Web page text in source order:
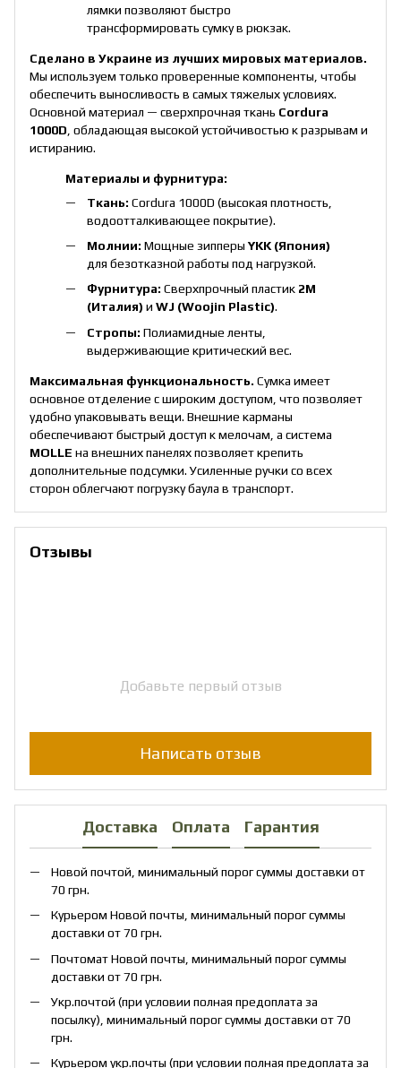
лямки позволяют быстро
трансформировать сумку в рюкзак.
Сделано в Украине из лучших мировых материалов.
Мы используем только проверенные компоненты, чтобы
обеспечить выносливость в самых тяжелых условиях.
Основной материал — сверхпрочная ткань Cordura
1000D , обладающая высокой устойчивостью к разрывам и
истиранию.
Материалы и фурнитура:
Ткань: Cordura 1000D (высокая плотность,
водоотталкивающее покрытие).
Молнии: Мощные зипперы YKK (Япония)
для безотказной работы под нагрузкой.
Фурнитура: Сверхпрочный пластик 2M
(Италия) и WJ (Woojin Plastic).
Стропы: Полиамидные ленты,
выдерживающие критический вес.
Максимальная функциональность. Сумка имеет
основное отделение с широким доступом, что позволяет
удобно упаковывать вещи. Внешние карманы
обеспечивают быстрый доступ к мелочам, а система
MOLLE на внешних панелях позволяет крепить
дополнительные подсумки. Усиленные ручки со всех
сторон облегчают погрузку баула в транспорт.
Отзывы
Добавьте первый отзыв
Написать отзыв
Доставка Оплата Гарантия
Новой почтой, минимальный порог суммы доставки от
70 грн.
Курьером Новой почты, минимальный порог суммы
доставки от 70 грн.
Почтомат Новой почты, минимальный порог суммы
доставки от 70 грн.
Укр.почтой (при условии полная предоплата за
посылку), минимальный порог суммы доставки от 70
грн.
Курьером укр.почты (при условии полная предоплата за